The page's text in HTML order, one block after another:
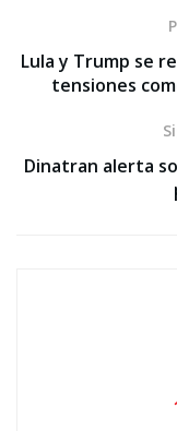
Lula y Trump se
tensiones
Dinatran alerta